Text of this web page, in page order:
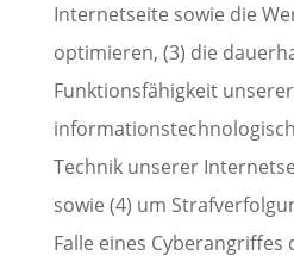
Internetseite sowie die
optimieren, (3) die
Funktionsfähigkeit unserer
Technik unserer
sowie (4) um
Falle eines Cyberangriffes